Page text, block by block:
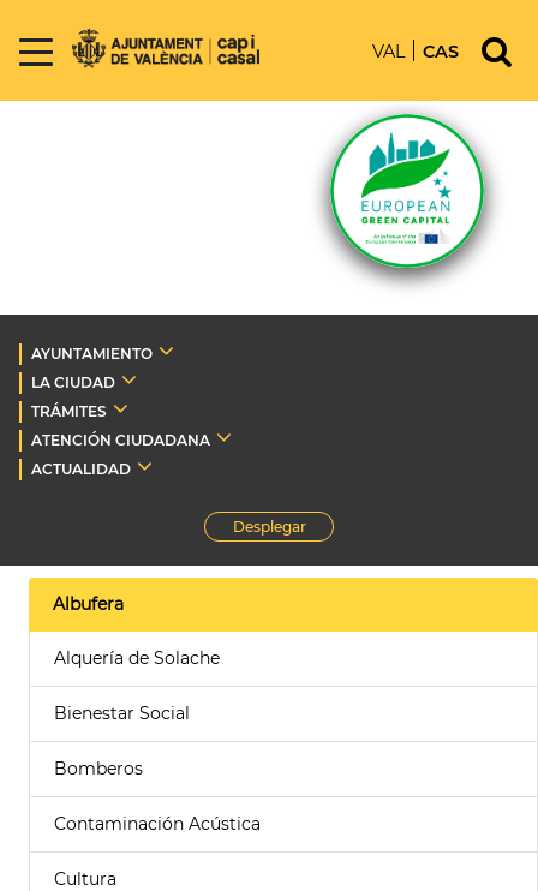
VAL CAS
AYUNTAMIENTO
LA CIUDAD
TRÁMITES
ATENCIÓN CIUDADANA
ACTUALIDAD
Desplegar
Albufera
Alquería de Solache
Bienestar Social
Bomberos
Contaminación Acústica
Cultura